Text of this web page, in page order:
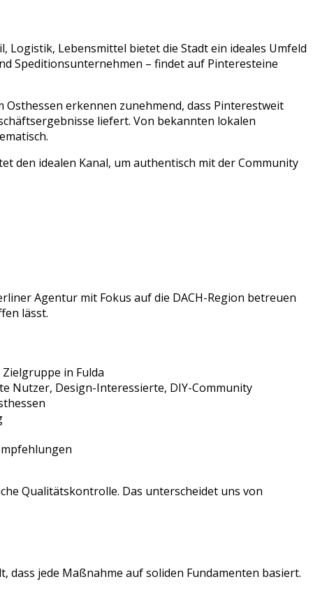
Logistik, Lebensmittel bietet die Stadt ein ideales Umfeld
Speditionsunternehmen – findet auf Pinteresteine
Osthessen erkennen zunehmend, dass Pinterestweit
liefert. Von bekannten lokalen
den idealen Kanal, um authentisch mit der Community
Agentur mit Fokus auf die DACH-Region betreuen
lässt.
in Fulda
Nutzer, Design-Interessierte, DIY-Community
Qualitätskontrolle. Das unterscheidet uns von
jede Maßnahme auf soliden Fundamenten basiert.